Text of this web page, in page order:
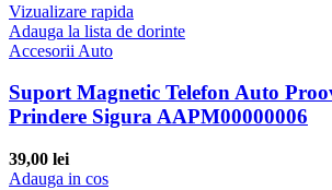
Vizualizare rapida
Adauga la lista de dorinte
Accesorii Auto
Suport Magnetic Telefon Auto
Prindere Sigura AAPM00000006
39,00 lei
Adauga in cos